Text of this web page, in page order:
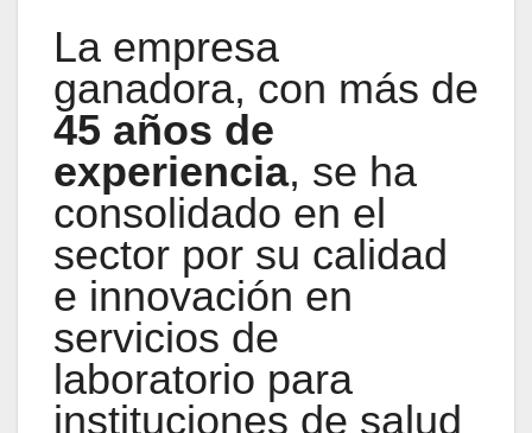
La empresa
ganadora, con más de
45 años de
experiencia, se ha
consolidado en el
sector por su calidad
e innovación en
servicios de
laboratorio para
instituciones de salud